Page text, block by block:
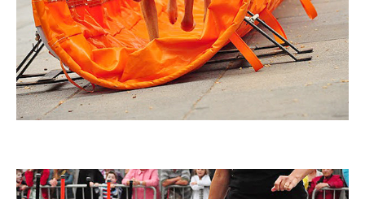
Imatge